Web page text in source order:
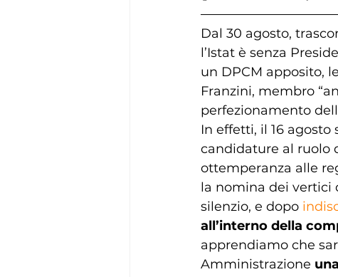
Dal 30 agosto,
l’Istat è senza
un DPCM apposito,
Franzini, membro
perfezionamento
In effetti, il 16
candidature al ruolo
ottemperanza alle
la nomina dei vertici
silenzio, e dopo
all’interno della
apprendiamo che
Amministrazione